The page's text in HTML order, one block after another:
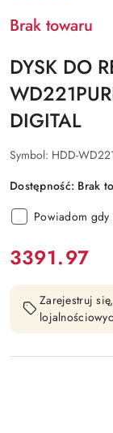
Brak towaru
DYSK DO
DIGITAL
Symbol: HDD-
Dostępność: Brak
Powiadom
cena:
3391.97
Zarejestruj